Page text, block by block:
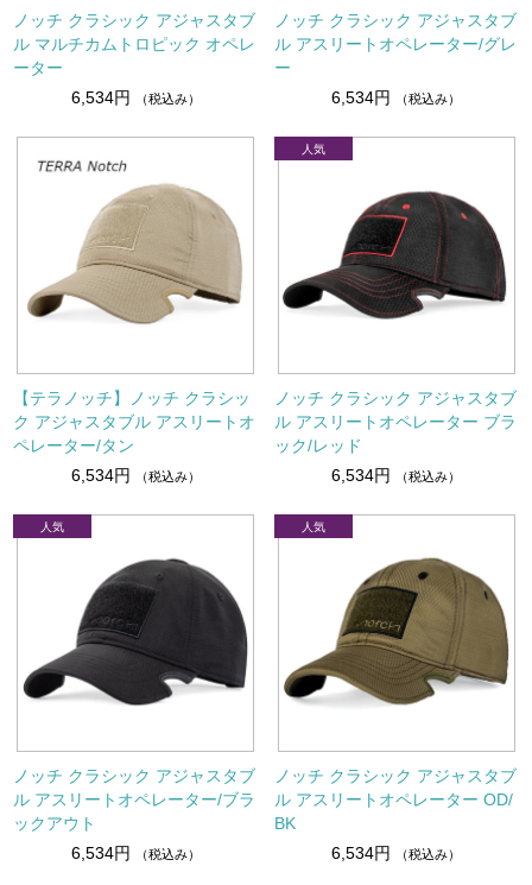
ノッチ クラシック アジャスタブ
ル マルチカムトロピック オペレ
ーター
6,534円
（税込み）
ノッチ クラシック アジャスタブ
ル アスリートオペレーター/グレ
ー
6,534円
（税込み）
【テラノッチ】ノッチ クラシッ
ク アジャスタブル アスリートオ
ペレーター/タン
6,534円
（税込み）
ノッチ クラシック アジャスタブ
ル アスリートオペレーター ブラ
ック/レッド
6,534円
（税込み）
ノッチ クラシック アジャスタブ
ル アスリートオペレーター/ブラ
ックアウト
6,534円
（税込み）
ノッチ クラシック アジャスタブ
ル アスリートオペレーター OD/
BK
6,534円
（税込み）